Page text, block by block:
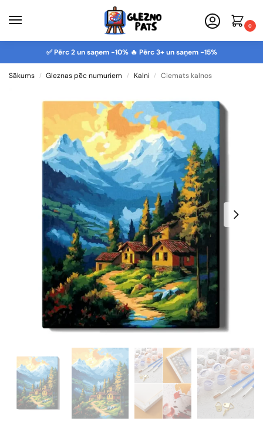
0
✅ Pērc 2 un saņem -10% 🔥 Pērc 3+ un saņem -15%
Sākums / Gleznas pēc numuriem / Kalni / Ciemats kalnos